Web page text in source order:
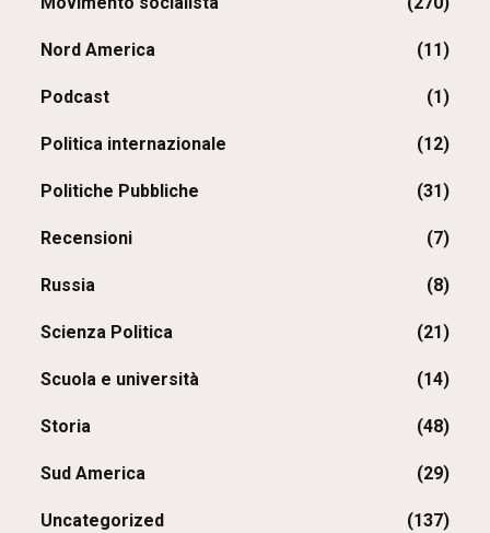
Nord America (11)
Podcast (1)
Politica internazionale (12)
Politiche Pubbliche (31)
Recensioni (7)
Russia (8)
Scienza Politica (21)
Scuola e università (14)
Storia (48)
Sud America (29)
Uncategorized (137)